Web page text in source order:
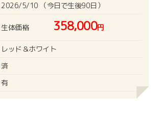
2026/5/10 （今日で生後90日）
生体価格 358,000円
レッド＆ホワイト
済
有